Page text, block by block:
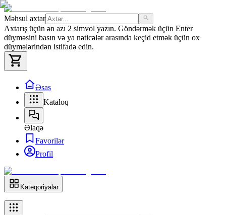
Məhsul axtar
Axtarış üçün ən azı 2 simvol yazın. Göndərmək üçün Enter
düyməsini basın və ya nəticələr arasında keçid etmək üçün ox
düymələrindən istifadə edin.
Əsas
Kataloq
Əlaqə
Favorilər
Profil
Kateqoriyalar